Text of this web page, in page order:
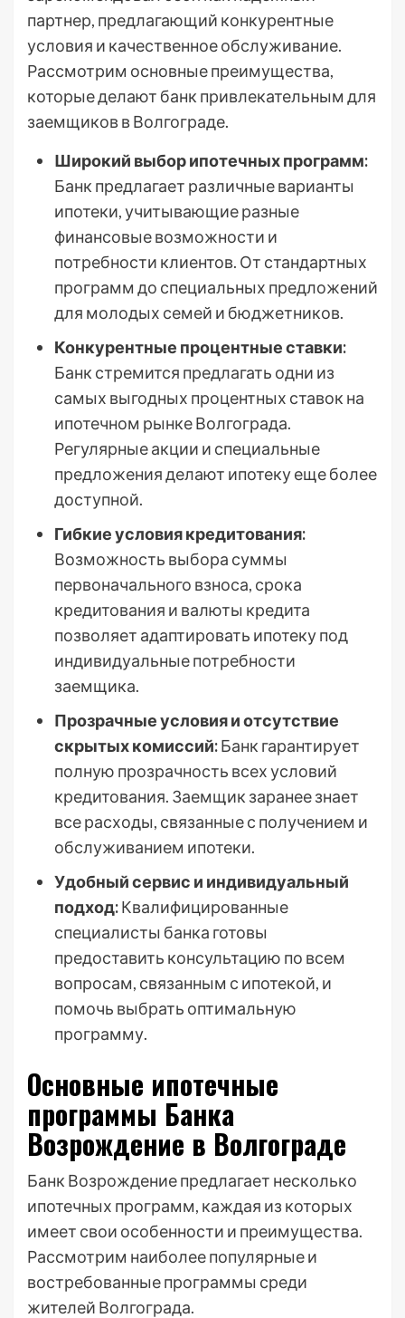
партнер, предлагающий конкурентные
условия и качественное обслуживание.
Рассмотрим основные преимущества,
которые делают банк привлекательным для
заемщиков в Волгограде.
Широкий выбор ипотечных программ:
Банк предлагает различные варианты
ипотеки, учитывающие разные
финансовые возможности и
потребности клиентов. От стандартных
программ до специальных предложений
для молодых семей и бюджетников.
Конкурентные процентные ставки:
Банк стремится предлагать одни из
самых выгодных процентных ставок на
ипотечном рынке Волгограда.
Регулярные акции и специальные
предложения делают ипотеку еще более
доступной.
Гибкие условия кредитования:
Возможность выбора суммы
первоначального взноса, срока
кредитования и валюты кредита
позволяет адаптировать ипотеку под
индивидуальные потребности
заемщика.
Прозрачные условия и отсутствие
скрытых комиссий:Банк гарантирует
полную прозрачность всех условий
кредитования. Заемщик заранее знает
все расходы, связанные с получением и
обслуживанием ипотеки.
Удобный сервис и индивидуальный
подход:Квалифицированные
специалисты банка готовы
предоставить консультацию по всем
вопросам, связанным с ипотекой, и
помочь выбрать оптимальную
программу.
Основные ипотечные
программы Банка
Возрождение в Волгограде
Банк Возрождение предлагает несколько
ипотечных программ, каждая из которых
имеет свои особенности и преимущества.
Рассмотрим наиболее популярные и
востребованные программы среди
жителей Волгограда.